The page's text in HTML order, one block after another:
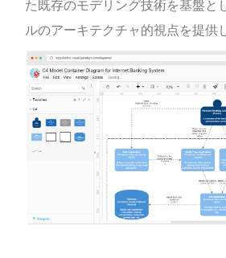
た既存のモデリング技術を基盤と
ルのアーキテクチャ的視点を提供